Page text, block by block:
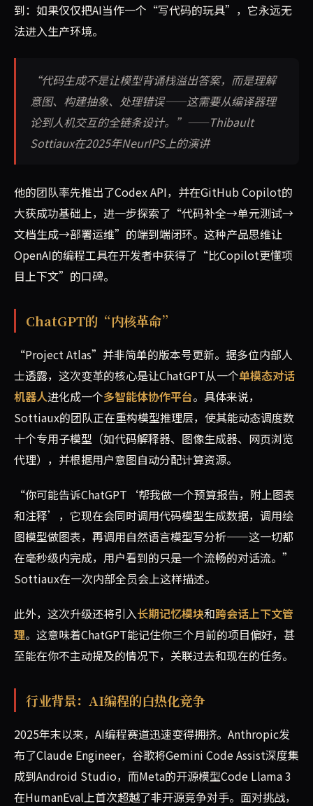
到：如果仅仅把AI当作一个“写代码的玩具”，它永远无
法进入生产环境。
“代码生成不是让模型背诵栈溢出答案，而是理解
意图、构建抽象、处理错误——这需要从编译器理
论到人机交互的全链条设计。”——Thibault
Sottiaux在2025年NeurIPS上的演讲
他的团队率先推出了Codex API，并在GitHub Copilot的
大获成功基础上，进一步探索了“代码补全→单元测试→
文档生成→部署运维”的端到端闭环。这种产品思维让
OpenAI的编程工具在开发者中获得了“比Copilot更懂项
目上下文”的口碑。
ChatGPT的“内核革命”
“Project Atlas”并非简单的版本号更新。据多位内部人
士透露，这次变革的核心是让ChatGPT从一个单模态对话
机器人进化成一个多智能体协作平台。具体来说，
Sottiaux的团队正在重构模型推理层，使其能动态调度数
十个专用子模型（如代码解释器、图像生成器、网页浏览
代理），并根据用户意图自动分配计算资源。
“你可能告诉ChatGPT‘帮我做一个预算报告，附上图表
和注释’，它现在会同时调用代码模型生成数据，调用绘
图模型做图表，再调用自然语言模型写分析——这一切都
在毫秒级内完成，用户看到的只是一个流畅的对话流。”
Sottiaux在一次内部全员会上这样描述。
此外，这次升级还将引入长期记忆模块和跨会话上下文管
理。这意味着ChatGPT能记住你三个月前的项目偏好，甚
至能在你不主动提及的情况下，关联过去和现在的任务。
行业背景：AI编程的白热化竞争
2025年末以来，AI编程赛道迅速变得拥挤。Anthropic发
布了Claude Engineer，谷歌将Gemini Code Assist深度集
成到Android Studio，而Meta的开源模型Code Llama 3
在HumanEval上首次超越了非开源竞争对手。面对挑战，